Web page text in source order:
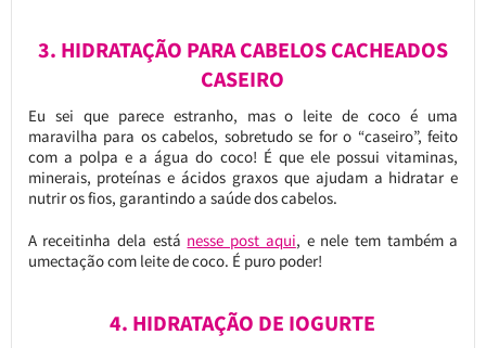
3. HIDRATAÇÃO PARA CABELOS CACHEADOS
CASEIRO
Eu sei que parece estranho, mas o leite de coco é uma
maravilha para os cabelos, sobretudo se for o “caseiro”, feito
com a polpa e a água do coco! É que ele possui vitaminas,
minerais, proteínas e ácidos graxos que ajudam a hidratar e
nutrir os fios, garantindo a saúde dos cabelos.
A receitinha dela está nesse post aqui, e nele tem também a
umectação com leite de coco. É puro poder!
4. HIDRATAÇÃO DE IOGURTE